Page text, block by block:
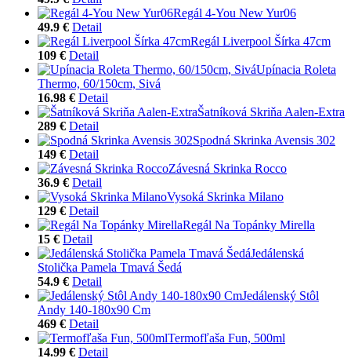
Regál 4-You New Yur06
49.9 € Detail
Regál Liverpool Šírka 47cm
109 € Detail
Upínacia Roleta
Thermo, 60/150cm, Sivá
16.98 € Detail
Šatníková Skriňa Aalen-Extra
289 € Detail
Spodná Skrinka Avensis 302
149 € Detail
Závesná Skrinka Rocco
36.9 € Detail
Vysoká Skrinka Milano
129 € Detail
Regál Na Topánky Mirella
15 € Detail
Jedálenská
Stolička Pamela Tmavá Šedá
54.9 € Detail
Jedálenský Stôl
Andy 140-180x90 Cm
469 € Detail
Termofľaša Fun, 500ml
14.99 € Detail